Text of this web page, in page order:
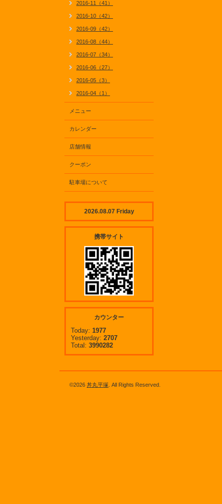
2016-11（41）
2016-10（42）
2016-09（42）
2016-08（44）
2016-07（34）
2016-06（27）
2016-05（3）
2016-04（1）
メニュー
カレンダー
店舗情報
クーポン
駐車場について
2026.08.07 Friday
携帯サイト
カウンター
Today: 1977
Yesterday: 2707
Total: 3990282
©2026 丼丸平塚 . All Rights Reserved.